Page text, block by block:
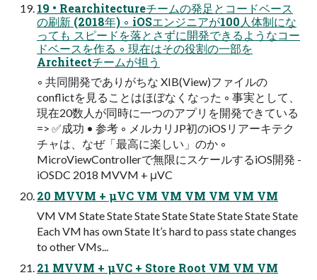
19 • Rearchitectureチームの発足とコードベース
の刷新 (2018年) ◦ iOSエンジニアが100人体制にな
っても スピードを落とさずに開発できるようなコー
ドベースを作る ◦ 現在はその役割の一部を
Architectチームが担う
◦ 共同開発でありがちな XIB(View)ファイルの
conflictを見ることはほぼなくなった ◦ 事実として、
現在20数人が同時に一つのアプリを開発できている
=> ✅成功 • 参考 ◦ メルカリJP初のiOSリアーキテク
チャは、なぜ「最高に楽しい」のか ◦
MicroViewControllerで無限にスケールするiOS開発 -
iOSDC 2018 MVVM + μVC
20 MVVM + μVC VM VM VM VM VM VM
VM VM State State State State State State State State
Each VM has own State It’s hard to pass state changes
to other VMs...
21 MVVM + μVC + Store Root VM VM VM